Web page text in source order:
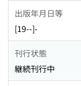
出版年月日等
[19--]-
刊行状態
継続刊行中